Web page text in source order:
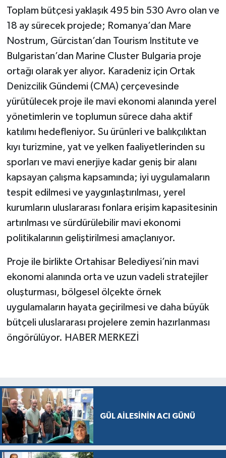
Toplam bütçesi yaklaşık 495 bin 530 Avro olan ve
18 ay sürecek projede; Romanya’dan Mare
Nostrum, Gürcistan’dan Tourism Institute ve
Bulgaristan’dan Marine Cluster Bulgaria proje
ortağı olarak yer alıyor. Karadeniz için Ortak
Denizcilik Gündemi (CMA) çerçevesinde
yürütülecek proje ile mavi ekonomi alanında yerel
yönetimlerin ve toplumun sürece daha aktif
katılımı hedefleniyor. Su ürünleri ve balıkçılıktan
kıyı turizmine, yat ve yelken faaliyetlerinden su
sporları ve mavi enerjiye kadar geniş bir alanı
kapsayan çalışma kapsamında; iyi uygulamaların
tespit edilmesi ve yaygınlaştırılması, yerel
kurumların uluslararası fonlara erişim kapasitesinin
artırılması ve sürdürülebilir mavi ekonomi
politikalarının geliştirilmesi amaçlanıyor.
Proje ile birlikte Ortahisar Belediyesi’nin mavi
ekonomi alanında orta ve uzun vadeli stratejiler
oluşturması, bölgesel ölçekte örnek
uygulamaların hayata geçirilmesi ve daha büyük
bütçeli uluslararası projelere zemin hazırlanması
öngörülüyor. HABER MERKEZİ
GÜL AİLESİNİN ACI GÜNÜ